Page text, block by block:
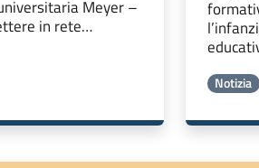
Meyer –
in rete…
Notizia